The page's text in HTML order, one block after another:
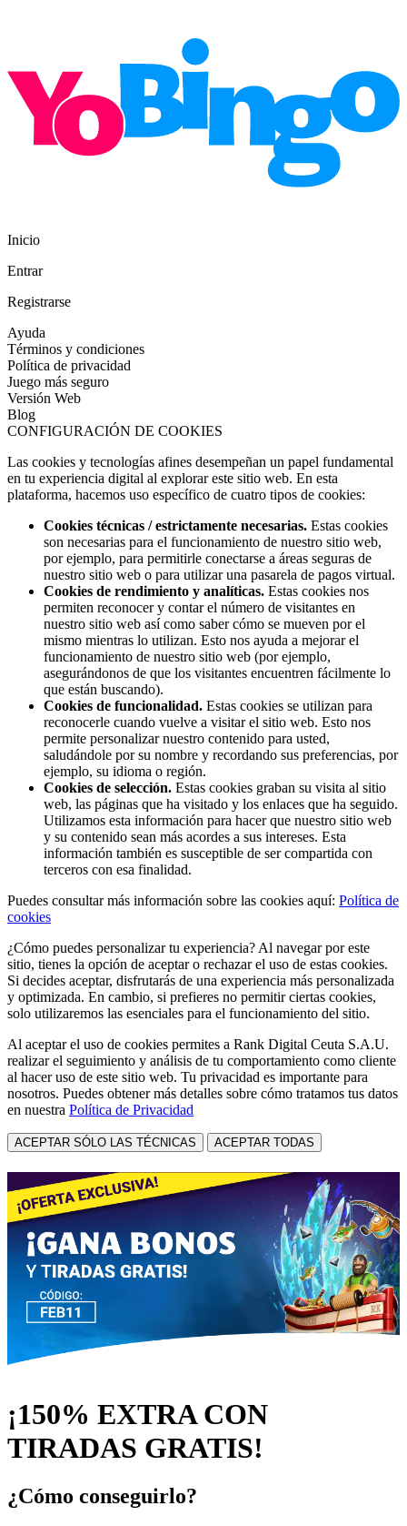
Inicio
Entrar
Registrarse
Ayuda
Términos y condiciones
Política de privacidad
Juego más seguro
Versión Web
Blog
CONFIGURACIÓN DE COOKIES
Las cookies y tecnologías afines desempeñan un papel fundamental
en tu experiencia digital al explorar este sitio web. En esta
plataforma, hacemos uso específico de cuatro tipos de cookies:
Cookies técnicas / estrictamente necesarias. Estas cookies
son necesarias para el funcionamiento de nuestro sitio web,
por ejemplo, para permitirle conectarse a áreas seguras de
nuestro sitio web o para utilizar una pasarela de pagos virtual.
Cookies de rendimiento y analíticas. Estas cookies nos
permiten reconocer y contar el número de visitantes en
nuestro sitio web así como saber cómo se mueven por el
mismo mientras lo utilizan. Esto nos ayuda a mejorar el
funcionamiento de nuestro sitio web (por ejemplo,
asegurándonos de que los visitantes encuentren fácilmente lo
que están buscando).
Cookies de funcionalidad. Estas cookies se utilizan para
reconocerle cuando vuelve a visitar el sitio web. Esto nos
permite personalizar nuestro contenido para usted,
saludándole por su nombre y recordando sus preferencias, por
ejemplo, su idioma o región.
Cookies de selección. Estas cookies graban su visita al sitio
web, las páginas que ha visitado y los enlaces que ha seguido.
Utilizamos esta información para hacer que nuestro sitio web
y su contenido sean más acordes a sus intereses. Esta
información también es susceptible de ser compartida con
terceros con esa finalidad.
Puedes consultar más información sobre las cookies aquí: Política de
cookies
¿Cómo puedes personalizar tu experiencia? Al navegar por este
sitio, tienes la opción de aceptar o rechazar el uso de estas cookies.
Si decides aceptar, disfrutarás de una experiencia más personalizada
y optimizada. En cambio, si prefieres no permitir ciertas cookies,
solo utilizaremos las esenciales para el funcionamiento del sitio.
Al aceptar el uso de cookies permites a Rank Digital Ceuta S.A.U.
realizar el seguimiento y análisis de tu comportamiento como cliente
al hacer uso de este sitio web. Tu privacidad es importante para
nosotros. Puedes obtener más detalles sobre cómo tratamos tus datos
en nuestra Política de Privacidad
ACEPTAR SÓLO LAS TÉCNICAS ACEPTAR TODAS
¡150% EXTRA CON
TIRADAS GRATIS!
¿Cómo conseguirlo?